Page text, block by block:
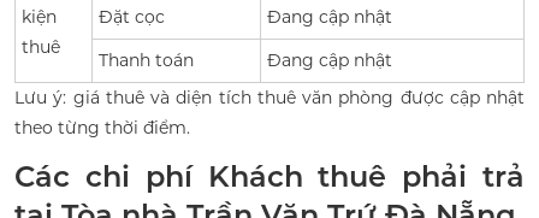
kiện
thuê
Đặt cọc
Đang cập nhật
Thanh toán
Đang cập nhật
Lưu ý: giá thuê và diện tích thuê văn phòng được cập nhật
theo từng thời điểm.
Các chi phí Khách thuê phải trả